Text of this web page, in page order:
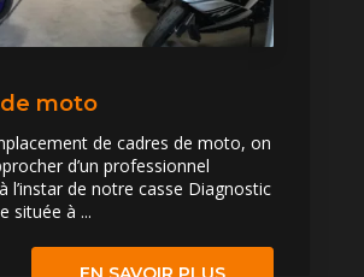
moto
de cadres de moto, on
d’un professionnel
l’instar de notre casse Diagnostic
située à ...